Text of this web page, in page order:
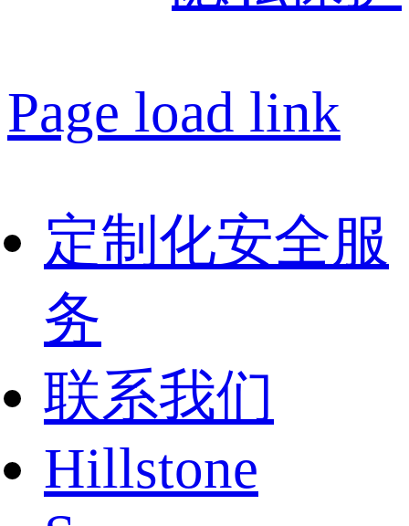
Page load link
定制化安全服
务
联系我们
Hillstone